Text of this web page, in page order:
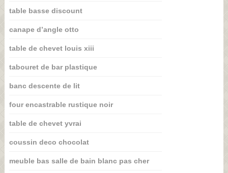
table basse discount
canape d’angle otto
table de chevet louis xiii
tabouret de bar plastique
banc descente de lit
four encastrable rustique noir
table de chevet yvrai
coussin deco chocolat
meuble bas salle de bain blanc pas cher